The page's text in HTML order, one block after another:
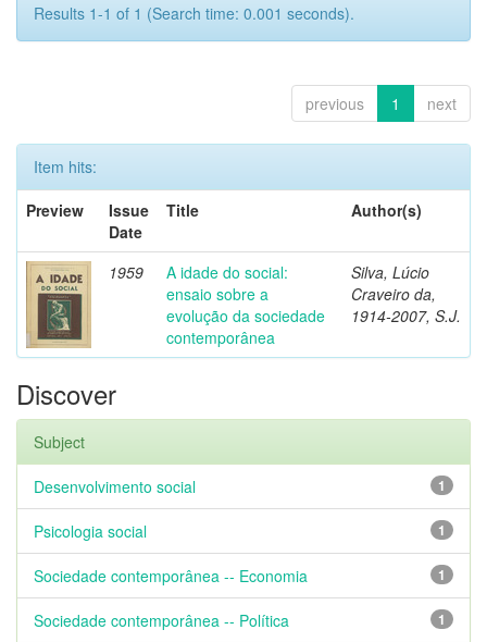
Results 1-1 of 1 (Search time: 0.001 seconds).
previous 1 next
Item hits:
Preview
Issue
Date
Title Author(s)
1959
A idade do social:
ensaio sobre a
evolução da sociedade
contemporânea
Silva, Lúcio
Craveiro da,
1914-2007, S.J.
Discover
Subject
1
Desenvolvimento social
1
Psicologia social
1
Sociedade contemporânea -- Economia
1
Sociedade contemporânea -- Política